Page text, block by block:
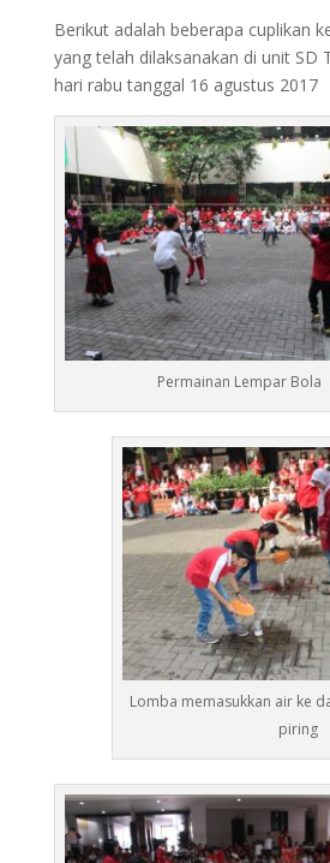
Berikut adalah beberapa cuplikan
yang telah dilaksanakan di unit SD
hari rabu tanggal 16 agustus 2017
Permainan Lempar Bola
Lomba memasukkan air ke
piring